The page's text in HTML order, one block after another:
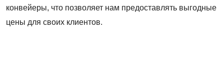
конвейеры, что позволяет нам предоставлять выгодные
цены для своих клиентов.